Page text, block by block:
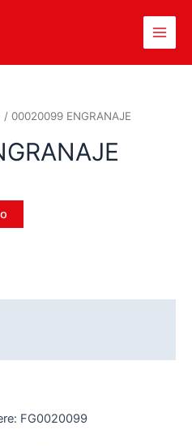
/ 00020099 ENGRANAJE
FG0020099